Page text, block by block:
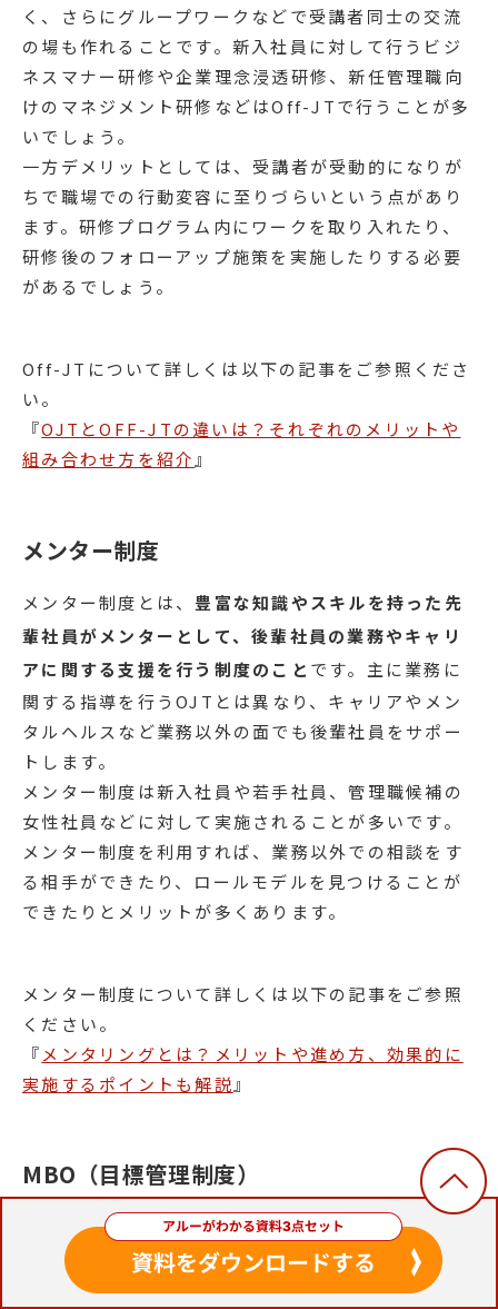
く、さらにグループワークなどで受講者同士の交流
の場も作れることです。新入社員に対して行うビジ
ネスマナー研修や企業理念浸透研修、新任管理職向
けのマネジメント研修などはOff-JTで行うことが多
いでしょう。
一方デメリットとしては、受講者が受動的になりが
ちで職場での行動変容に至りづらいという点があり
ます。研修プログラム内にワークを取り入れたり、
研修後のフォローアップ施策を実施したりする必要
があるでしょう。
Off-JTについて詳しくは以下の記事をご参照くださ
い。
『OJTとOFF-JTの違いは？それぞれのメリットや
組み合わせ方を紹介』
メンター制度
メンター制度とは、 豊富な知識やスキルを持った先
輩社員がメンターとして、後輩社員の業務やキャリ
アに関する支援を行う制度のこと です。主に業務に
関する指導を行うOJTとは異なり、キャリアやメン
タルヘルスなど業務以外の面でも後輩社員をサポー
トします。
メンター制度は新入社員や若手社員、管理職候補の
女性社員などに対して実施されることが多いです。
メンター制度を利用すれば、業務以外での相談をす
る相手ができたり、ロールモデルを見つけることが
できたりとメリットが多くあります。
メンター制度について詳しくは以下の記事をご参照
ください。
『 メンタリングとは？メリットや進め方、効果的に
実施するポイントも解説 』
MBO（目標管理制度）
目標管理制度（Management By Objectives）と
は、社員一人ひとりが自分で目標を設定し、達成に
向けて活動していく制度のことです。経営学者ピー